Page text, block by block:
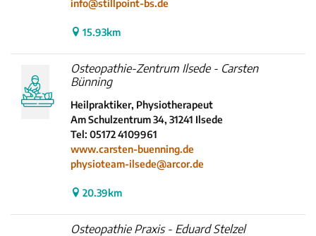
info@stillpoint-bs.de
15.93km
Osteopathie-Zentrum Ilsede - Carsten
Bünning
Heilpraktiker, Physiotherapeut
Am Schulzentrum 34, 31241 Ilsede
Tel: 05172 4109961
www.carsten-buenning.de
physioteam-ilsede@arcor.de
20.39km
Osteopathie Praxis - Eduard Stelzel